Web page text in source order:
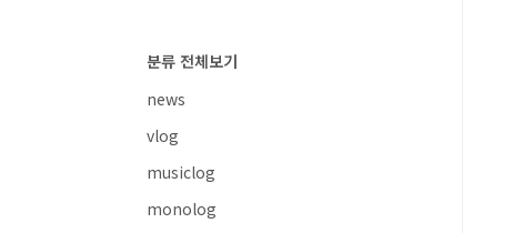
분류 전체보기
news
vlog
musiclog
monolog